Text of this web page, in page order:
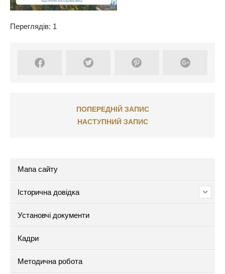
Переглядів: 1
ПОПЕРЕДНІЙ ЗАПИС
НАСТУПНИЙ ЗАПИС
Мапа сайту
Історична довідка
Установчі документи
Кадри
Методична робота